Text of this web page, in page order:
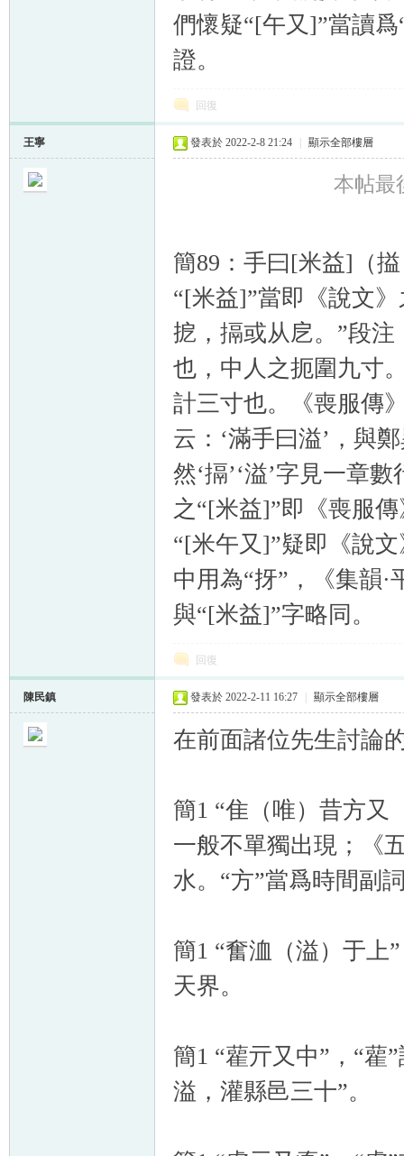
們懷疑“[午又]”當讀
證。
回復
王寧 發表於 2022-2-8 21:24 顯示全部樓層
本帖最
簡89：手曰[米益]（
“[米益]”當即《說文
㧖，搹或从戹。”段注
也，中人之扼圍九寸
計三寸也。《喪服傳
云：‘滿手曰溢’，與
然‘搹’‘溢’字見一章
之“[米益]”即《喪服
“[米午又]”疑即《說
中用為“㧎”，《集韻
與“[米益]”字略同。
回復
陳民鎮 發表於 2022-2-11 16:27 顯示全部樓層
在前面諸位先生討論
簡1 “隹（唯）昔方又
一般不單獨出現；《
水。“方”當爲時間副
簡1 “奮洫（溢）于上
天界。
簡1 “雚亓又中”，“雚
溢，灌縣邑三十”。